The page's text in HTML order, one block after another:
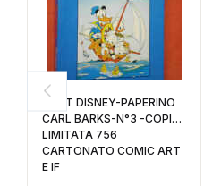
WALT DISNEY-PAPERINO
CARL BARKS-N°3 -COPIA
LIMITATA 756
CARTONATO COMIC ART
E IF